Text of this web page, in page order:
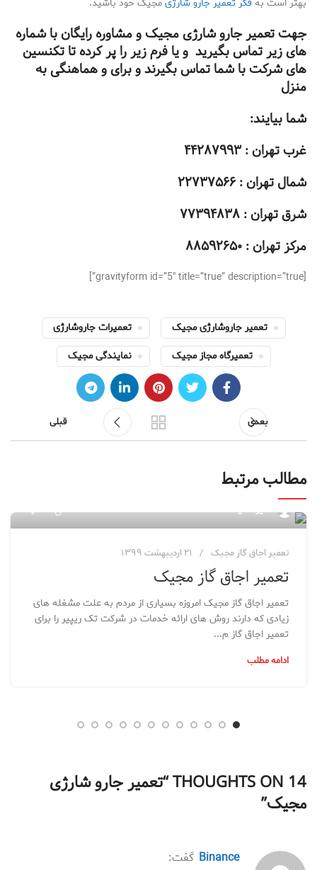
بهتر است به فکر تعمیر جارو شارژیمجیک خود باشید.
جهت تعمیر جارو شارژی مجیک و مشاوره رایگان با شماره
های زیر تماس بگیرید و یا فرم زیر را پر کرده تا تکنسین
های شرکت با شما تماس بگیرند و برای و هماهنگی به
منزل
شما بیایند:
غرب تهران : ۴۴۲۸۷۹۹۳
شمال تهران : ۲۲۷۳۷۵۶۶
شرق تهران : ۷۷۳۹۴۸۳۸
مرکز تهران : ۸۸۵۹۲۶۵۰
[gravityform id=”5″ title=”true” description=”true”]
تعمیر جاروشارژی مجیک
تعمیرات جاروشارژی
تعمیرگاه مجاز مجیک
نمایندگی مجیک
بعدی قبلی
مطالب مرتبط
مدیر سایت
تعمیر اجاق گاز مجیک ۲۱ اردیبهشت ۱۳۹۹
تعمیر اجاق گاز مجیک
تعمیر اجاق گاز مجیک امروزه بسیاری از مردم به علت مشغله های
زیادی که دارند روش های ارائه خدمات در شرکت تک ریپیر را برای
تعمیر اجاق گاز م...
ادامه مطلب
14 THOUGHTS ON “
تعمیر جارو شارژی
مجیک”
binance گفت: